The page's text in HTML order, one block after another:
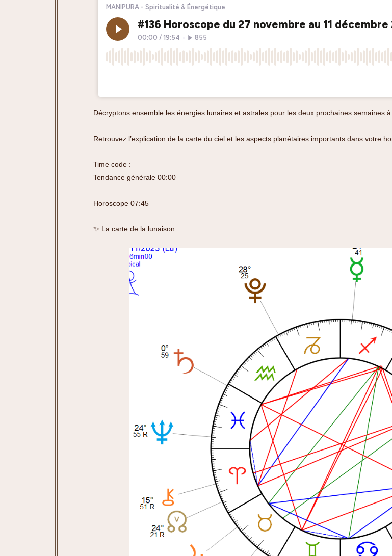
Décryptons ensemble les énergies lunaires et astrales pour les deux prochaines semaines
Retrouvez l’explication de la carte du ciel et les aspects planétaires importants dans votre
Time code :
Tendance générale 00:00
Horoscope 07:45
✨ La carte de la lunaison :